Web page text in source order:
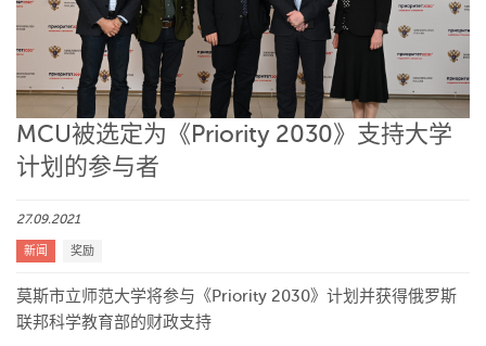
MCU被选定为《Priority 2030》支持大学
计划的参与者
27.09.2021
新闻 奖励
莫斯市立师范大学将参与《Priority 2030》计划并获得俄罗斯
联邦科学教育部的财政支持